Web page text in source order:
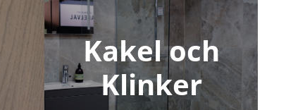
Kakel och
Klinker